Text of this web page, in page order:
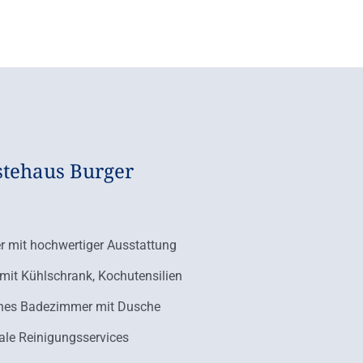
Burger
mit hochwertiger Ausstattung
Kühlschrank, Kochutensilien
Badezimmer mit Dusche
Reinigungsservices